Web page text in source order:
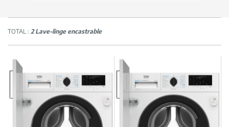
TOTAL : 2 Lave-linge encastrable